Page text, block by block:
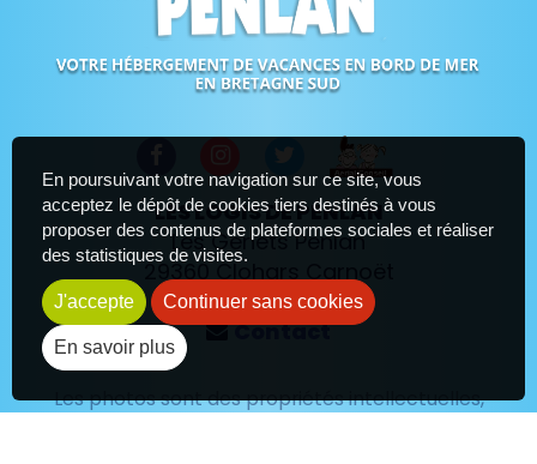
LES LOGIS DE PENLAN
Les Genets Penlan
29360 Clohars Carnoët
06 84 01 42 97
Contact
Les photos sont des propriétés intellectuelles,
En poursuivant votre navigation sur ce site, vous
acceptez le dépôt de cookies tiers destinés à vous
proposer des contenus de plateformes sociales et réaliser
des statistiques de visites.
J'accepte Continuer sans cookies
En savoir plus